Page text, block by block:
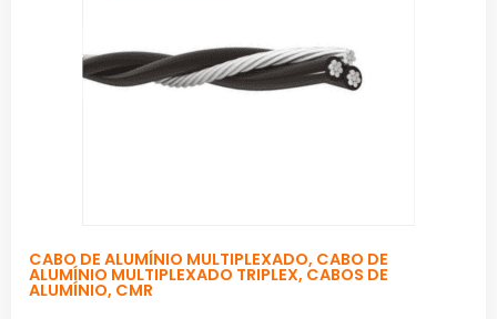
CABO DE ALUMÍNIO MULTIPLEXADO, CABO DE
ALUMÍNIO MULTIPLEXADO TRIPLEX, CABOS DE
ALUMÍNIO, CMR